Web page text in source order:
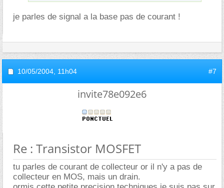
je parles de signal a la base pas de courant !
10/05/2004, 11h04 #7
invite78e092e6
Re : Transistor MOSFET
tu parles de courant de collecteur or il n'y a pas de
collecteur en MOS, mais un drain.